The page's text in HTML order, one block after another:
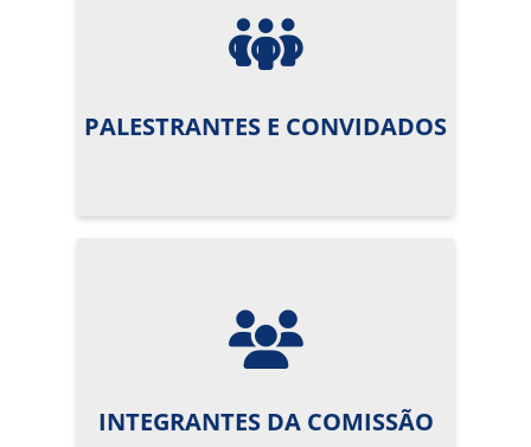
PALESTRANTES E CONVIDADOS
INTEGRANTES DA COMISSÃO